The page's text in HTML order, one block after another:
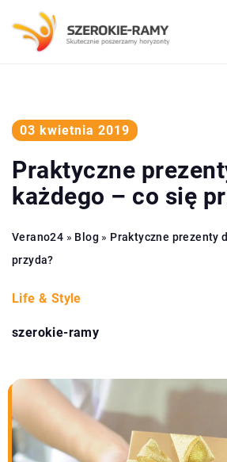
03 kwietnia 2019
Praktyczne
każdego – co się
Verano24 » Blog » Praktyczne prezenty
przyda?
Life & Style
szerokie-ramy